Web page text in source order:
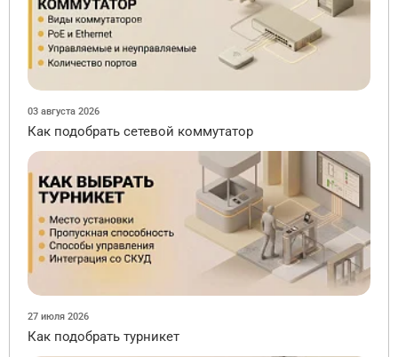
03 августа 2026
Как подобрать сетевой коммутатор
27 июля 2026
Как подобрать турникет